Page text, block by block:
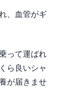
、血管がギ
って運ばれ
ら良いシャ
が届きませ